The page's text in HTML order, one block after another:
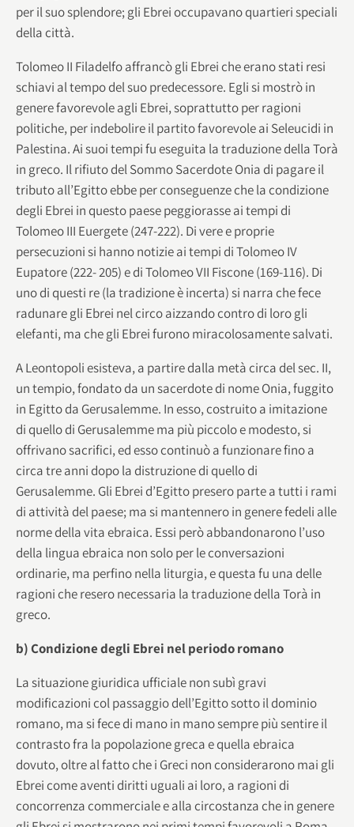
per il suo splendore; gli Ebrei occupavano quartieri speciali
della città.
Tolomeo II Filadelfo affrancò gli Ebrei che erano stati resi
schiavi al tempo del suo predecessore. Egli si mostrò in
genere favorevole agli Ebrei, soprattutto per ragioni
politiche, per indebolire il partito favorevole ai Seleucidi in
Palestina. Ai suoi tempi fu eseguita la traduzione della Torà
in greco. Il rifiuto del Sommo Sacerdote Onia di pagare il
tributo all’Egitto ebbe per conseguenze che la condizione
degli Ebrei in questo paese peggiorasse ai tempi di
Tolomeo III Euergete (247-222). Di vere e proprie
persecuzioni si hanno notizie ai tempi di Tolomeo IV
Eupatore (222- 205) e di Tolomeo VII Fiscone (169-116). Di
uno di questi re (la tradizione è incerta) si narra che fece
radunare gli Ebrei nel circo aizzando contro di loro gli
elefanti, ma che gli Ebrei furono miracolosamente salvati.
A Leontopoli esisteva, a partire dalla metà circa del sec. II,
un tempio, fondato da un sacerdote di nome Onia, fuggito
in Egitto da Gerusalemme. In esso, costruito a imitazione
di quello di Gerusalemme ma più piccolo e modesto, si
offrivano sacrifici, ed esso continuò a funzionare fino a
circa tre anni dopo la distruzione di quello di
Gerusalemme. Gli Ebrei d’Egitto presero parte a tutti i rami
di attività del paese; ma si mantennero in genere fedeli alle
norme della vita ebraica. Essi però abbandonarono l’uso
della lingua ebraica non solo per le conversazioni
ordinarie, ma perfino nella liturgia, e questa fu una delle
ragioni che resero necessaria la traduzione della Torà in
greco.
b) Condizione degli Ebrei nel periodo romano
La situazione giuridica ufficiale non subì gravi
modificazioni col passaggio dell’Egitto sotto il dominio
romano, ma si fece di mano in mano sempre più sentire il
contrasto fra la popolazione greca e quella ebraica
dovuto, oltre al fatto che i Greci non considerarono mai gli
Ebrei come aventi diritti uguali ai loro, a ragioni di
concorrenza commerciale e alla circostanza che in genere